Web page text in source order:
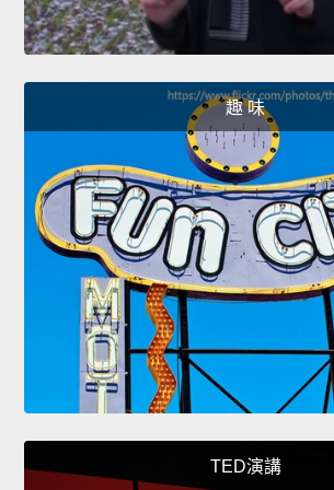
趣 味
TED演講